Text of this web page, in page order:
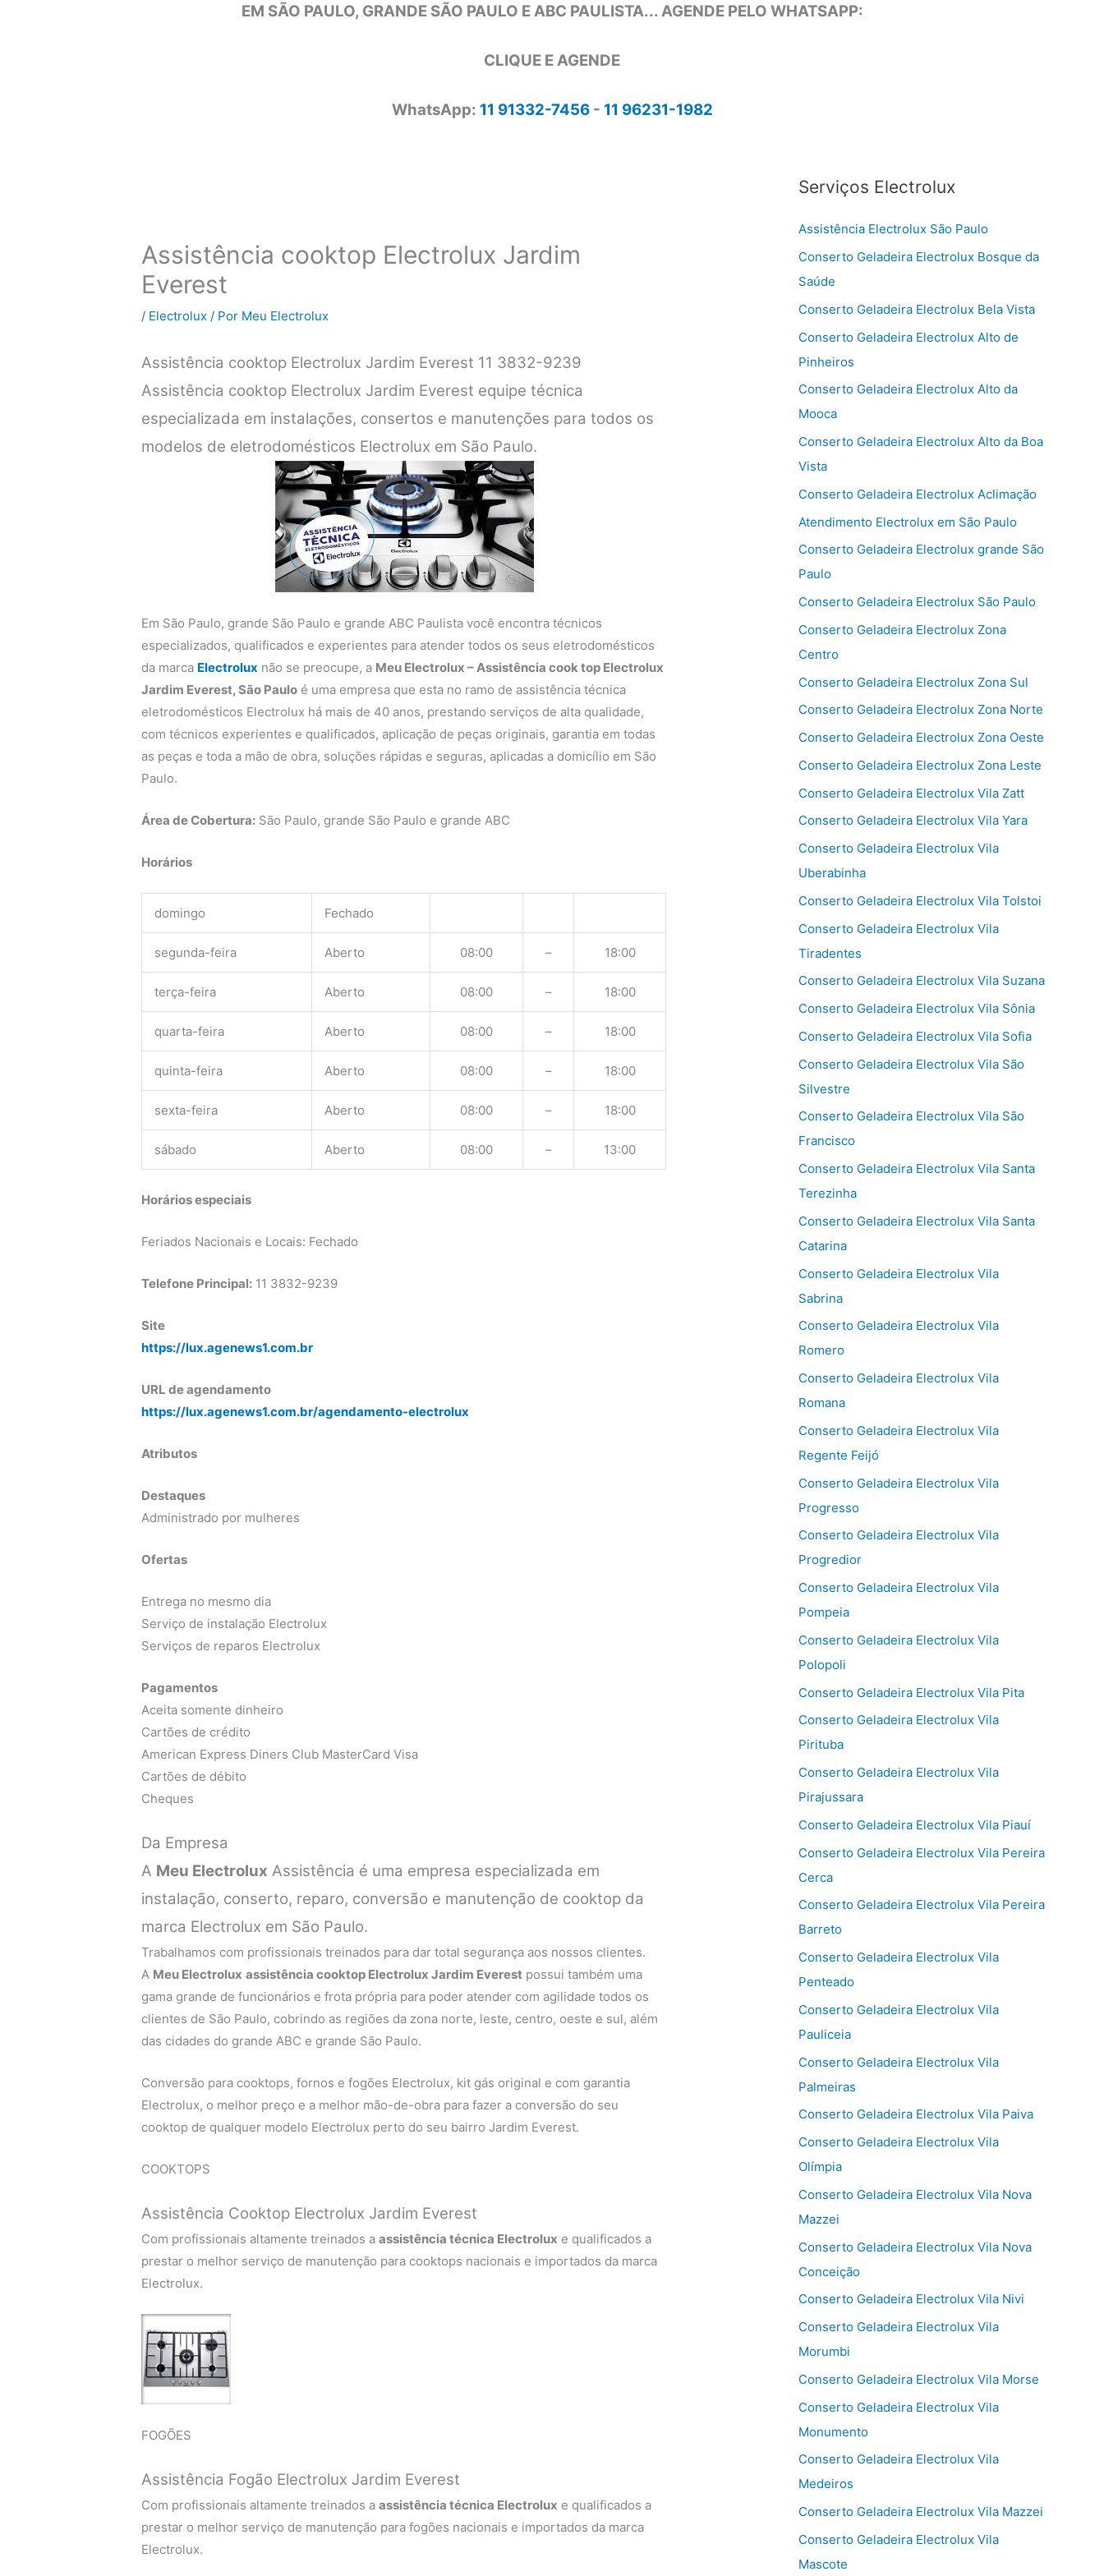
EM SÃO PAULO, GRANDE SÃO PAULO E ABC PAULISTA... AGENDE PELO WHATSAPP:
CLIQUE E AGENDE
WhatsApp: 11 91332-7456- 11 96231-1982
Assistência cooktop Electrolux Jardim
Everest
/ Electrolux / Por Meu Electrolux
Assistência cooktop Electrolux Jardim Everest 11 3832-9239
Assistência cooktop Electrolux Jardim Everest equipe técnica
especializada em instalações, consertos e manutenções para todos os
modelos de eletrodomésticos Electrolux em São Paulo.
Em São Paulo, grande São Paulo e grande ABC Paulista você encontra técnicos
especializados, qualificados e experientes para atender todos os seus eletrodomésticos
da marca Electrolux não se preocupe, a Meu Electrolux – Assistência cook top Electrolux
Jardim Everest, São Paulo é uma empresa que esta no ramo de assistência técnica
eletrodomésticos Electrolux há mais de 40 anos, prestando serviços de alta qualidade,
com técnicos experientes e qualificados, aplicação de peças originais, garantia em todas
as peças e toda a mão de obra, soluções rápidas e seguras, aplicadas a domicílio em São
Paulo.
Área de Cobertura: São Paulo, grande São Paulo e grande ABC
Horários
domingo Fechado
segunda-feira Aberto 08:00 – 18:00
terça-feira Aberto 08:00 – 18:00
quarta-feira Aberto 08:00 – 18:00
quinta-feira Aberto 08:00 – 18:00
sexta-feira Aberto 08:00 – 18:00
sábado Aberto 08:00 – 13:00
Horários especiais
Feriados Nacionais e Locais: Fechado
Telefone Principal: 11 3832-9239
Site
https://lux.agenews1.com.br
URL de agendamento
https://lux.agenews1.com.br/agendamento-electrolux
Atributos
Destaques
Administrado por mulheres
Ofertas
Entrega no mesmo dia
Serviço de instalação Electrolux
Serviços de reparos Electrolux
Pagamentos
Aceita somente dinheiro
Cartões de crédito
American Express Diners Club MasterCard Visa
Cartões de débito
Cheques
Da Empresa
A Meu Electrolux Assistência é uma empresa especializada em
instalação, conserto, reparo, conversão e manutenção de cooktop da
marca Electrolux em São Paulo.
Trabalhamos com profissionais treinados para dar total segurança aos nossos clientes.
A Meu Electrolux assistência cooktop Electrolux Jardim Everest possui também uma
gama grande de funcionários e frota própria para poder atender com agilidade todos os
clientes de São Paulo, cobrindo as regiões da zona norte, leste, centro, oeste e sul, além
das cidades do grande ABC e grande São Paulo.
Conversão para cooktops, fornos e fogões Electrolux, kit gás original e com garantia
Electrolux, o melhor preço e a melhor mão-de-obra para fazer a conversão do seu
cooktop de qualquer modelo Electrolux perto do seu bairro Jardim Everest.
COOKTOPS
Assistência Cooktop Electrolux Jardim Everest
Com profissionais altamente treinados aassistência técnica Electrolux e qualificados a
prestar o melhor serviço de manutenção para cooktops nacionais e importados da marca
Electrolux.
FOGÕES
Assistência Fogão Electrolux Jardim Everest
Com profissionais altamente treinados aassistência técnica Electrolux e qualificados a
prestar o melhor serviço de manutenção para fogões nacionais e importados da marca
Electrolux.
Serviços Electrolux
Assistência Electrolux São Paulo
Conserto Geladeira Electrolux Bosque da
Saúde
Conserto Geladeira Electrolux Bela Vista
Conserto Geladeira Electrolux Alto de
Pinheiros
Conserto Geladeira Electrolux Alto da
Mooca
Conserto Geladeira Electrolux Alto da Boa
Vista
Conserto Geladeira Electrolux Aclimação
Atendimento Electrolux em São Paulo
Conserto Geladeira Electrolux grande São
Paulo
Conserto Geladeira Electrolux São Paulo
Conserto Geladeira Electrolux Zona
Centro
Conserto Geladeira Electrolux Zona Sul
Conserto Geladeira Electrolux Zona Norte
Conserto Geladeira Electrolux Zona Oeste
Conserto Geladeira Electrolux Zona Leste
Conserto Geladeira Electrolux Vila Zatt
Conserto Geladeira Electrolux Vila Yara
Conserto Geladeira Electrolux Vila
Uberabinha
Conserto Geladeira Electrolux Vila Tolstoi
Conserto Geladeira Electrolux Vila
Tiradentes
Conserto Geladeira Electrolux Vila Suzana
Conserto Geladeira Electrolux Vila Sônia
Conserto Geladeira Electrolux Vila Sofia
Conserto Geladeira Electrolux Vila São
Silvestre
Conserto Geladeira Electrolux Vila São
Francisco
Conserto Geladeira Electrolux Vila Santa
Terezinha
Conserto Geladeira Electrolux Vila Santa
Catarina
Conserto Geladeira Electrolux Vila
Sabrina
Conserto Geladeira Electrolux Vila
Romero
Conserto Geladeira Electrolux Vila
Romana
Conserto Geladeira Electrolux Vila
Regente Feijó
Conserto Geladeira Electrolux Vila
Progresso
Conserto Geladeira Electrolux Vila
Progredior
Conserto Geladeira Electrolux Vila
Pompeia
Conserto Geladeira Electrolux Vila
Polopoli
Conserto Geladeira Electrolux Vila Pita
Conserto Geladeira Electrolux Vila
Pirituba
Conserto Geladeira Electrolux Vila
Pirajussara
Conserto Geladeira Electrolux Vila Piauí
Conserto Geladeira Electrolux Vila Pereira
Cerca
Conserto Geladeira Electrolux Vila Pereira
Barreto
Conserto Geladeira Electrolux Vila
Penteado
Conserto Geladeira Electrolux Vila
Pauliceia
Conserto Geladeira Electrolux Vila
Palmeiras
Conserto Geladeira Electrolux Vila Paiva
Conserto Geladeira Electrolux Vila
Olímpia
Conserto Geladeira Electrolux Vila Nova
Mazzei
Conserto Geladeira Electrolux Vila Nova
Conceição
Conserto Geladeira Electrolux Vila Nivi
Conserto Geladeira Electrolux Vila
Morumbi
Conserto Geladeira Electrolux Vila Morse
Conserto Geladeira Electrolux Vila
Monumento
Conserto Geladeira Electrolux Vila
Medeiros
Conserto Geladeira Electrolux Vila Mazzei
Conserto Geladeira Electrolux Vila
Mascote